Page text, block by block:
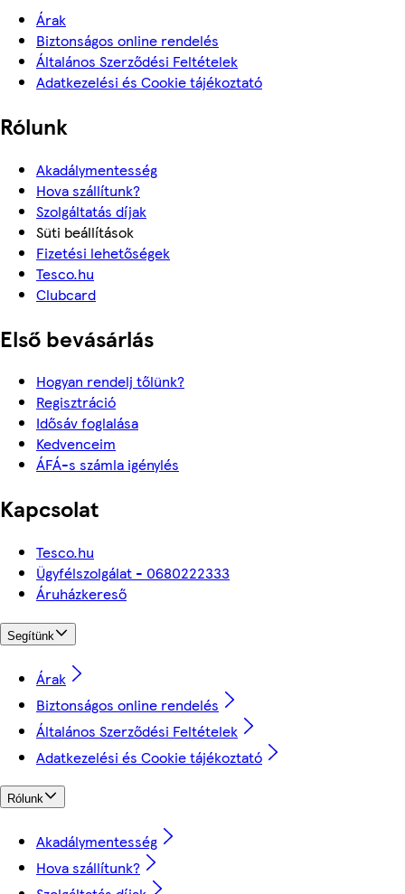
Árak
Biztonságos online rendelés
Általános Szerződési Feltételek
Adatkezelési és Cookie tájékoztató
Rólunk
Akadálymentesség
Hova szállítunk?
Szolgáltatás díjak
Süti beállítások
Fizetési lehetőségek
Tesco.hu
Clubcard
Első bevásárlás
Hogyan rendelj tőlünk?
Regisztráció
Idősáv foglalása
Kedvenceim
ÁFÁ-s számla igénylés
Kapcsolat
Tesco.hu
Ügyfélszolgálat - 0680222333
Áruházkereső
Segítünk
Árak
Biztonságos online rendelés
Általános Szerződési Feltételek
Adatkezelési és Cookie tájékoztató
Rólunk
Akadálymentesség
Hova szállítunk?